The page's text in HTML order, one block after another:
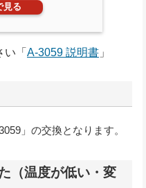
見る
「 A-3059 説明書 」
」の交換となります。
（温度が低い・変